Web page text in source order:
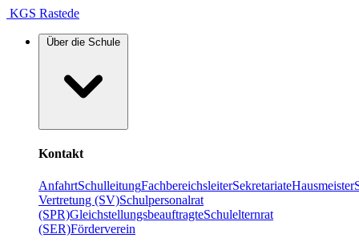
KGS Rastede
Über die Schule
Kontakt
AnfahrtSchulleitungFachbereichsleiterSekretariateHausmeister
Vertretung (SV)Schulpersonalrat
(SPR)GleichstellungsbeauftragteSchulelternrat
(SER)Förderverein